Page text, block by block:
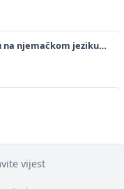
njemačkom jeziku
vijest